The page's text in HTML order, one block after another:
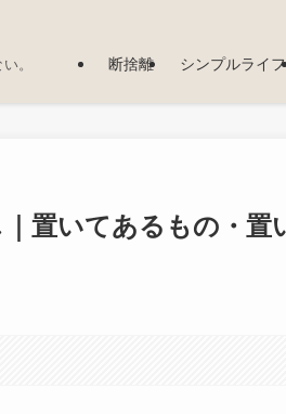
。 断捨離 シンプルライフ
置いてあるもの・置